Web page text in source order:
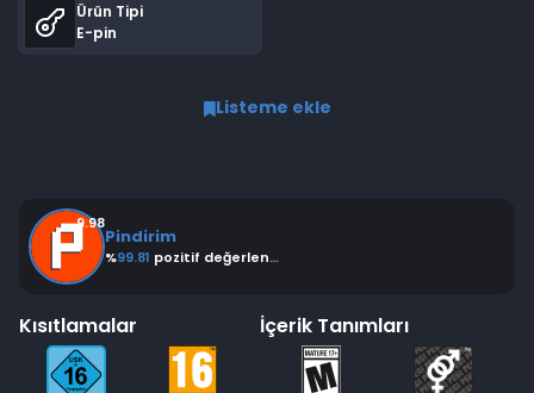
Ürün Tipi
E-pin
Listeme ekle
9.98
Pindirim
%99.81 pozitif değerlendirme
Kısıtlamalar İçerik Tanımları